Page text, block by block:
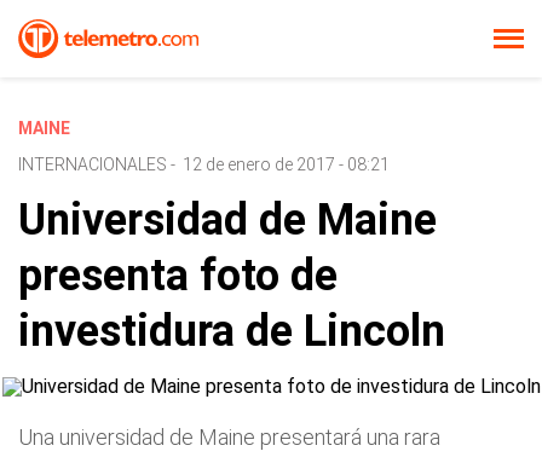
MAINE
INTERNACIONALES - 12 de enero de 2017 - 08:21
Universidad de Maine
presenta foto de
investidura de Lincoln
Una universidad de Maine presentará una rara